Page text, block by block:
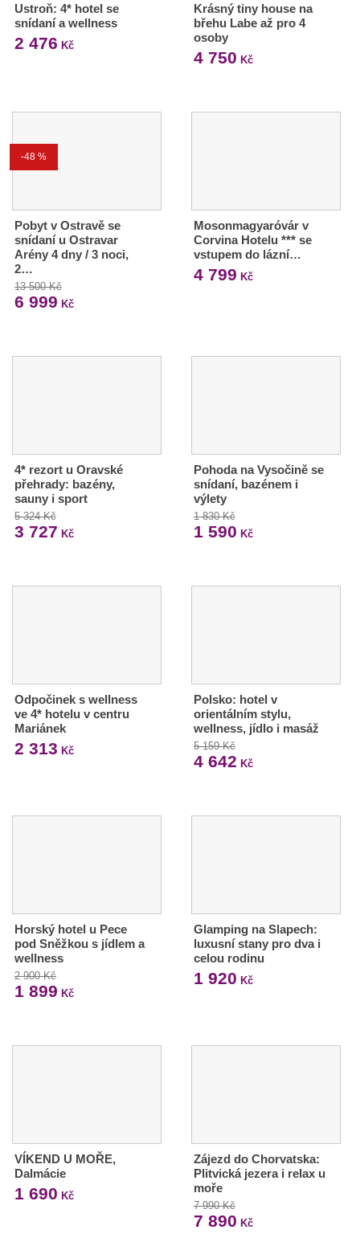
Ustroň: 4* hotel se
snídaní a wellness
2 476 Kč
Krásný tiny house na
břehu Labe až pro 4
osoby
4 750 Kč
-48 %
Pobyt v Ostravě se
snídaní u Ostravar
Arény 4 dny / 3 noci,
2…
13 500 Kč
6 999 Kč
Mosonmagyaróvár v
Corvina Hotelu *** se
vstupem do lázní…
4 799 Kč
4* rezort u Oravské
přehrady: bazény,
sauny i sport
5 324 Kč
3 727 Kč
Pohoda na Vysočině se
snídaní, bazénem i
výlety
1 830 Kč
1 590 Kč
Odpočinek s wellness
ve 4* hotelu v centru
Mariánek
2 313 Kč
Polsko: hotel v
orientálním stylu,
wellness, jídlo i masáž
5 159 Kč
4 642 Kč
Horský hotel u Pece
pod Sněžkou s jídlem a
wellness
2 900 Kč
1 899 Kč
Glamping na Slapech:
luxusní stany pro dva i
celou rodinu
1 920 Kč
VÍKEND U MOŘE,
Dalmácie
1 690 Kč
Zájezd do Chorvatska:
Plitvická jezera i relax u
moře
7 990 Kč
7 890 Kč